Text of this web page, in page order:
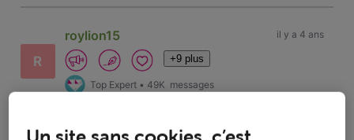
R
roylion15
+9 plus
Top Expert •49K messages
il y a 4 ans